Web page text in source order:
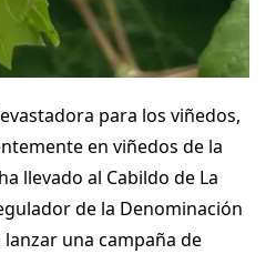
para los viñedos,
en viñedos de la
llevado al Cabildo de La
de la Denominación
una campaña de